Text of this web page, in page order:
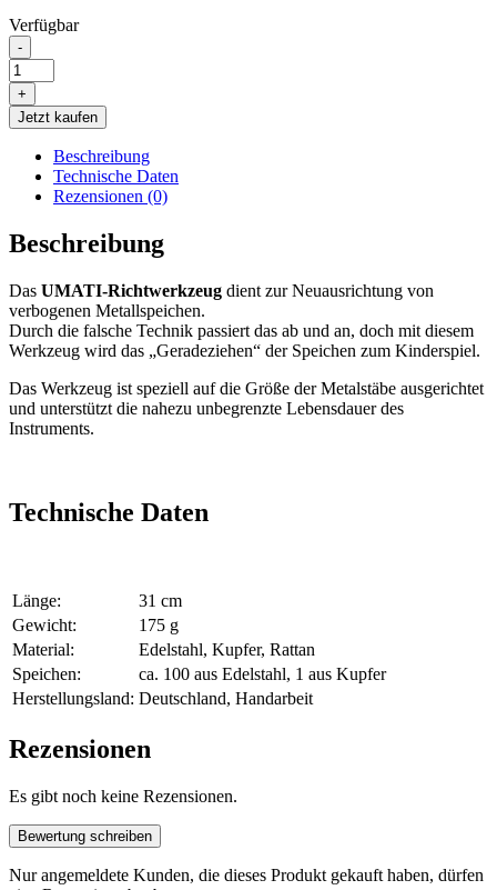
Verfügbar
-
Umati-
Richtwerkzeig
Menge
+
Jetzt kaufen
Beschreibung
Technische Daten
Rezensionen (0)
Beschreibung
Das UMATI-Richtwerkzeug dient zur Neuausrichtung von
verbogenen Metallspeichen.
Durch die falsche Technik passiert das ab und an, doch mit diesem
Werkzeug wird das „Geradeziehen“ der Speichen zum Kinderspiel.
Das Werkzeug ist speziell auf die Größe der Metalstäbe ausgerichtet
und unterstützt die nahezu unbegrenzte Lebensdauer des
Instruments.
Technische Daten
Länge:
31 cm
Gewicht:
175 g
Material:
Edelstahl, Kupfer, Rattan
Speichen:
ca. 100 aus Edelstahl, 1 aus Kupfer
Herstellungsland: Deutschland, Handarbeit
Rezensionen
Es gibt noch keine Rezensionen.
Bewertung schreiben
Nur angemeldete Kunden, die dieses Produkt gekauft haben, dürfen